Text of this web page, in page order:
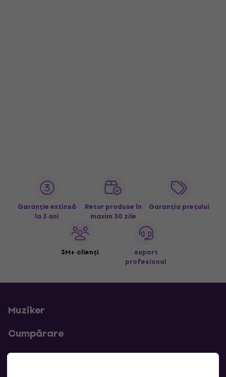
Garanție extinsă
la 3 ani
Retur produse în
maxim 30 zile
Garanția prețului
3M+ clienți
suport
profesional
Muziker
Cumpărare
Linkuri utile